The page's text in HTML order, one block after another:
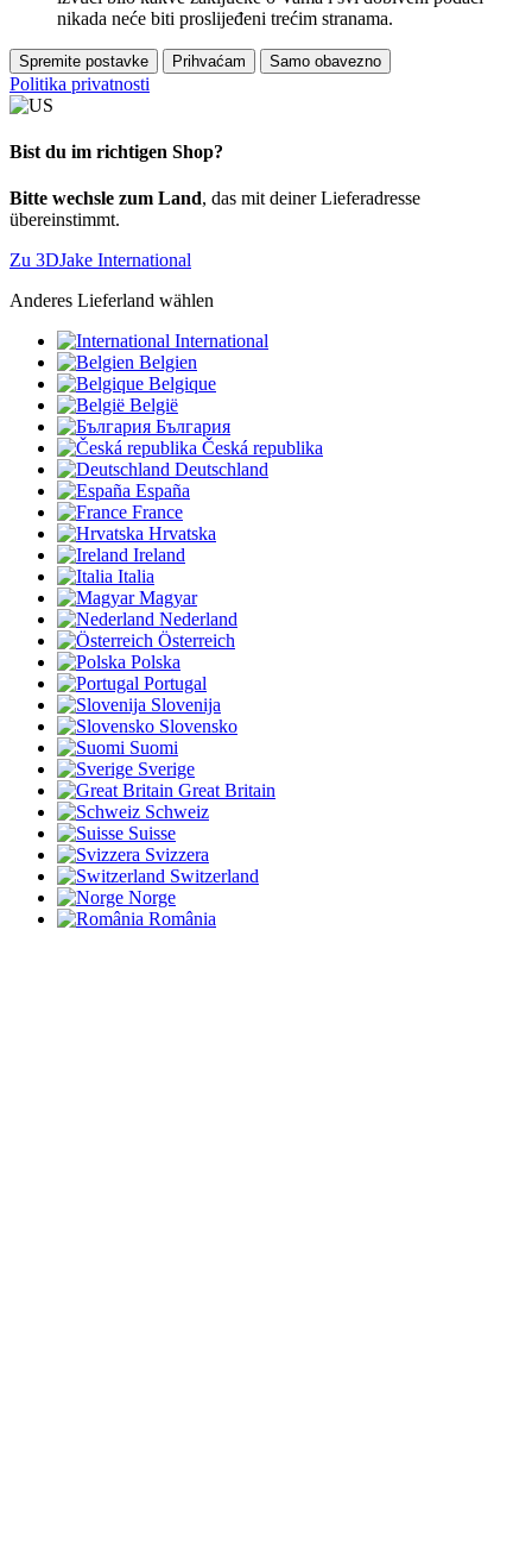
nikada neće biti proslijeđeni trećim stranama.
Spremite postavke Prihvaćam Samo obavezno
Politika privatnosti
Bist du im richtigen Shop?
Bitte wechsle zum Land, das mit deiner Lieferadresse
übereinstimmt.
Zu 3DJake International
Anderes Lieferland wählen
International
Belgien
Belgique
België
България
Česká republika
Deutschland
España
France
Hrvatska
Ireland
Italia
Magyar
Nederland
Österreich
Polska
Portugal
Slovenija
Slovensko
Suomi
Sverige
Great Britain
Schweiz
Suisse
Svizzera
Switzerland
Norge
România